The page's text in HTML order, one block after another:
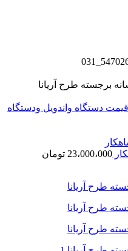
دستگاه واندویل ودستگاه
23،000،000 تومان